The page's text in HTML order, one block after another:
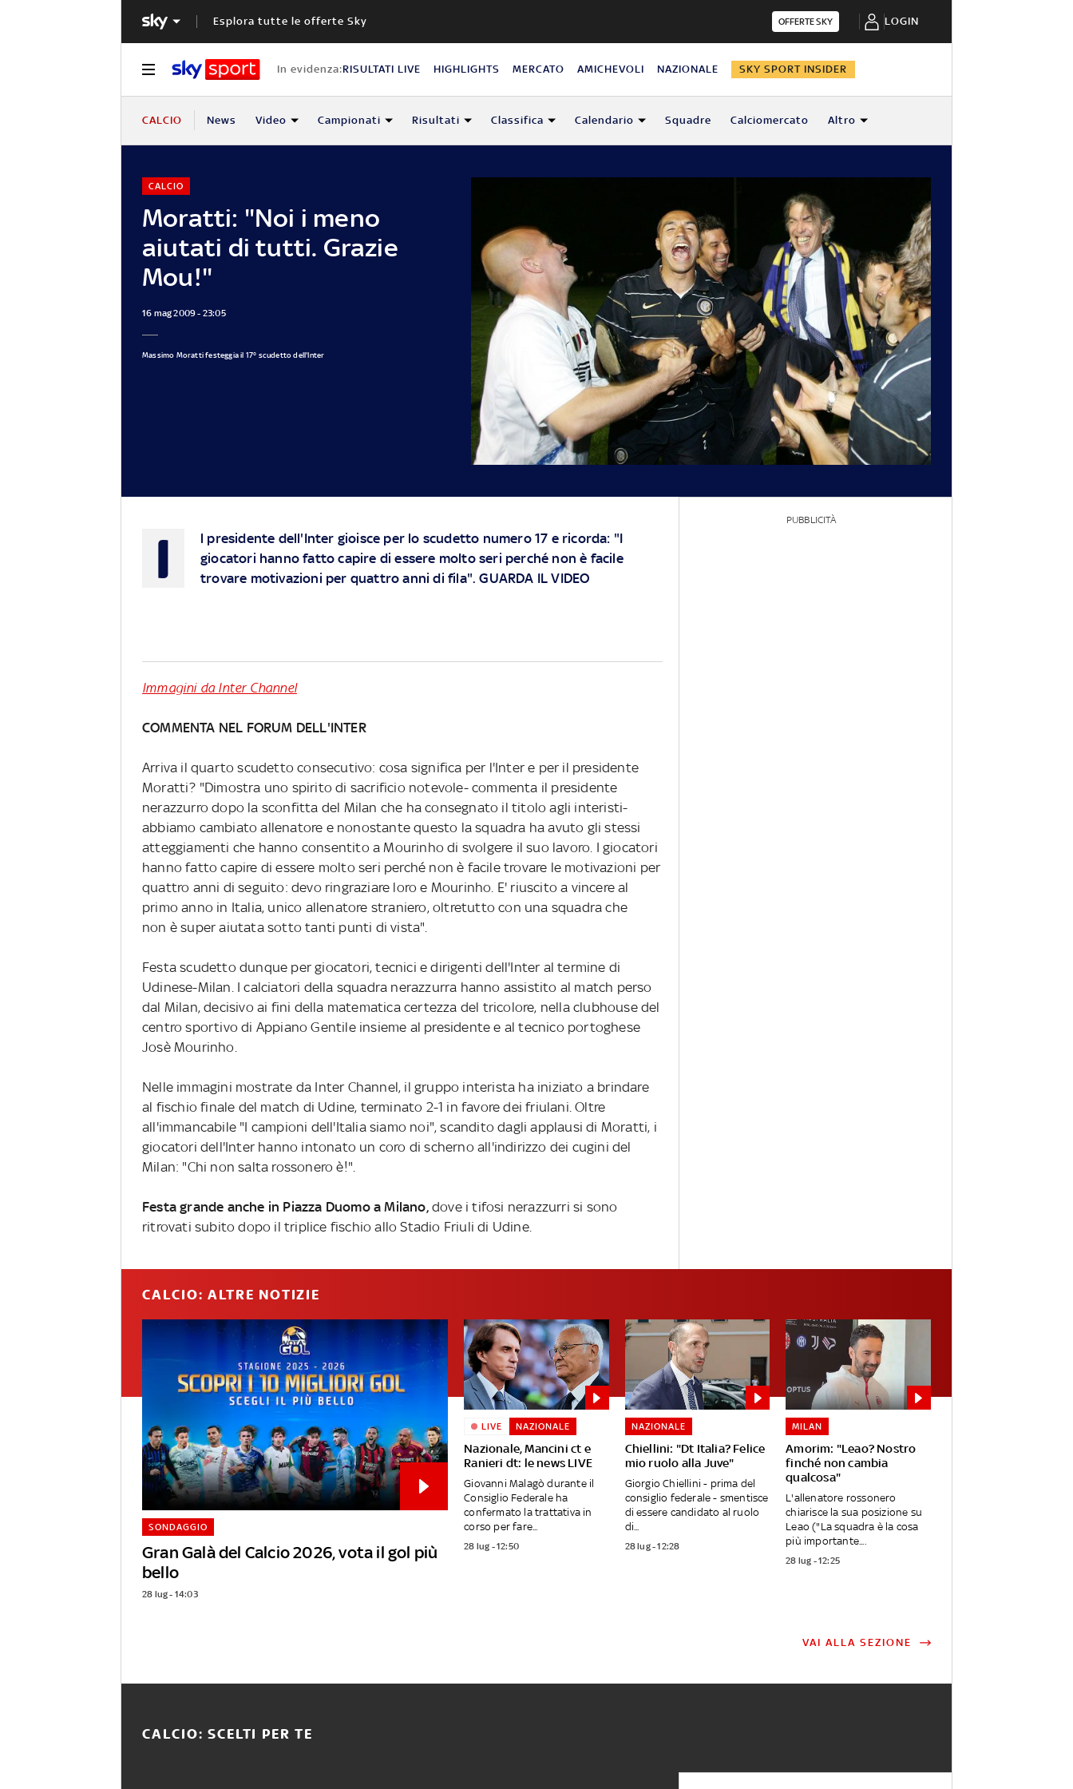
Esplora tutte le offerte Sky OFFERTE SKY LOGIN
In evidenza:RISULTATI LIVE HIGHLIGHTS MERCATO AMICHEVOLI NAZIONALE SKY SPORT INSIDER
CALCIO News Video Campionati Risultati Classifica Calendario Squadre Calciomercato Altro
Moratti: "Noi i meno
aiutati di tutti. Grazie
Mou!"
CALCIO
16 mag 2009 - 23:05
Massimo Moratti festeggia il 17° scudetto dell'Inter
I
l presidente dell'Inter gioisce per lo scudetto numero 17 e ricorda: "I
giocatori hanno fatto capire di essere molto seri perché non è facile
trovare motivazioni per quattro anni di fila". GUARDA IL VIDEO
Immagini da Inter Channel
COMMENTA NEL FORUM DELL'INTER
Arriva il quarto scudetto consecutivo: cosa significa per l'Inter e per il presidente
Moratti? "Dimostra uno spirito di sacrificio notevole- commenta il presidente
nerazzurro dopo la sconfitta del Milan che ha consegnato il titolo agli interisti-
abbiamo cambiato allenatore e nonostante questo la squadra ha avuto gli stessi
atteggiamenti che hanno consentito a Mourinho di svolgere il suo lavoro. I giocatori
hanno fatto capire di essere molto seri perché non è facile trovare le motivazioni per
quattro anni di seguito: devo ringraziare loro e Mourinho. E' riuscito a vincere al
primo anno in Italia, unico allenatore straniero, oltretutto con una squadra che
non è super aiutata sotto tanti punti di vista".
Festa scudetto dunque per giocatori, tecnici e dirigenti dell'Inter al termine di
Udinese-Milan. I calciatori della squadra nerazzurra hanno assistito al match perso
dal Milan, decisivo ai fini della matematica certezza del tricolore, nella clubhouse del
centro sportivo di Appiano Gentile insieme al presidente e al tecnico portoghese
Josè Mourinho.
Nelle immagini mostrate da Inter Channel, il gruppo interista ha iniziato a brindare
al fischio finale del match di Udine, terminato 2-1 in favore dei friulani. Oltre
all'immancabile "I campioni dell'Italia siamo noi", scandito dagli applausi di Moratti, i
giocatori dell'Inter hanno intonato un coro di scherno all'indirizzo dei cugini del
Milan: "Chi non salta rossonero è!".
Festa grande anche in Piazza Duomo a Milano,dove i tifosi nerazzurri si sono
ritrovati subito dopo il triplice fischio allo Stadio Friuli di Udine.
PUBBLICITÀ
CALCIO: ALTRE NOTIZIE
Gran Galà del Calcio 2026, vota il gol più
bello
SONDAGGIO
28 lug - 14:03
Nazionale, Mancini ct e
Ranieri dt: le news LIVE
LIVE NAZIONALE
Giovanni Malagò durante il
Consiglio Federale ha
confermato la trattativa in
corso per fare...
28 lug - 12:50
Chiellini: "Dt Italia? Felice
mio ruolo alla Juve"
NAZIONALE
Giorgio Chiellini - prima del
consiglio federale - smentisce
di essere candidato al ruolo
di...
28 lug - 12:28
Amorim: "Leao? Nostro
finché non cambia
qualcosa"
MILAN
L'allenatore rossonero
chiarisce la sua posizione su
Leao ("La squadra è la cosa
più importante....
28 lug - 12:25
VAI ALLA SEZIONE
CALCIO: SCELTI PER TE